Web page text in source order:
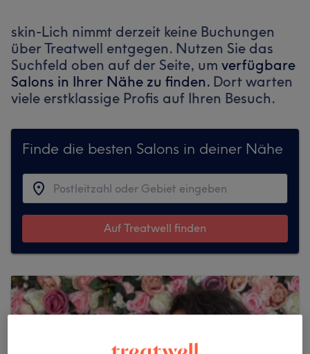
skin-Lich nimmt derzeit keine Buchungen
über Treatwell entgegen. Nutzen Sie das
Suchfeld oben auf der Seite, um verfügbare
Salons in Ihrer Nähe zu finden. Dort warten
viele erstklassige Profis auf Ihren Besuch.
Finde die besten Salons in deiner Nähe
Auf Treatwell finden